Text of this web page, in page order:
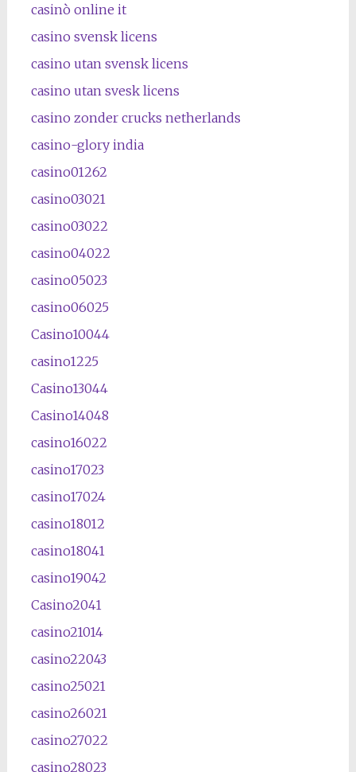
casinò online it
casino svensk licens
casino utan svensk licens
casino utan svesk licens
casino zonder crucks netherlands
casino-glory india
casino01262
casino03021
casino03022
casino04022
casino05023
casino06025
Casino10044
casino1225
Casino13044
Casino14048
casino16022
casino17023
casino17024
casino18012
casino18041
casino19042
Casino2041
casino21014
casino22043
casino25021
casino26021
casino27022
casino28023